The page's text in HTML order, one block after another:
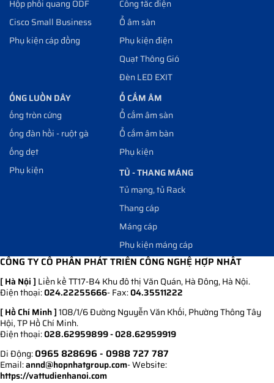
Hộp phối quang ODF
Cisco Small Business
Phụ kiện cáp đồng
Công tăc điện
Ổ âm sàn
Phụ kiện điện
Quạt Thông Gió
Đèn LED EXIT
ỐNG LUỒN DÂY
ống tròn cứng
ống đàn hồi - ruột gà
ống dẹt
Phụ kiện
Ổ CẮM ÂM
Ổ cắm âm sàn
Ổ cắm âm bàn
Phụ kiện
TỦ - THANG MÁNG
Tủ mạng, tủ Rack
Thang cáp
Máng cáp
Phụ kiện máng cáp
CÔNG TY CỔ PHẦN PHÁT TRIỂN CÔNG NGHỆ HỢP NHẤT
[ Hà Nội ] Liền kề TT17-B4 Khu đô thị Văn Quán, Hà Đông, Hà Nội.
Điện thoại:024.22255666- Fax:04.35511222
[ Hồ Chí Minh ]108/1/6 Đường Nguyễn Văn Khối, Phường Thông Tây
Hội, TP Hồ Chí Minh.
Điện thoại:028.62959899 - 028.62959919
Di Động:0965 828696 - 0988 727 787
Email:annd@hopnhatgroup.com- Website:
https://vattudienhanoi.com